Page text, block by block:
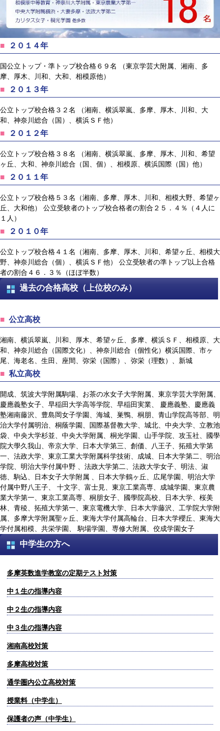
２０１４年
国公立トップ・準トップ校合格６９名 （東京学芸大附属、湘南、多
摩、厚木、川和、大和、相模原他）
２０１３年
公立トップ校合格３２名 （湘南、横浜翠嵐、多摩、厚木、川和、大
和、神奈川総合（国）、横浜ＳＦ他）
２０１２年
公立トップ校合格３８名 （湘南、横浜翠嵐、多摩、厚木、川和、希望
ヶ丘、大和、神奈川総合（国、個）、相模原、横浜国際（国）他）
２０１１年
公立トップ校合格５３名（湘南、多摩、厚木、川和、相模大野、希望ヶ
丘、大和他） 公立受験者のトップ校合格者の割合２５．４％（４人に
１人）
２０１０年
公立トップ校合格４１名（湘南、多摩、厚木、川和、希望ヶ丘、相模大
野、神奈川総合（個）、横浜ＳＦ他） 公立受験者の準トップ以上合格
者の割合４６．３％（ほぼ半数）
過去の合格高校（上位校のみ）
公立高校
湘南、横浜翠嵐、川和、厚木、希望ヶ丘、多摩、横浜ＳＦ、相模原、大
和、神奈川総合（国際文化）、神奈川総合（個性化）横浜国際、市ヶ
尾、海老名、生田、座間、弥栄（国際）、弥栄（理数）、新城
私立高校
開成、筑波大学附属駒場、お茶の水女子大学附属、東京学芸大学附属、
慶應義塾女子、早稲田大学高等学院、早稲田実業、 慶應義塾、慶應義
塾湘南藤沢、豊島岡女子学園、海城、巣鴨、桐朋、青山学院高等部、明
治大学付属明治、桐蔭学園、国際基督教大学、城北、中央大学、立教池
袋、中央大学杉並、中央大学附属、桐光学園、山手学院、攻玉社、國學
院大學久我山、帝京大学、日本大学第三、創価、八王子、拓殖大学第
一、法政大学、東京工業大学附属科学技術、成城、日本大学第二、明治
学院、明治大学付属中野 、法政大学第二、法政大学女子、明法、淑
徳、駒込、日本女子大学附属 、日本大学鶴ヶ丘、広尾学園、明治大学
付属中野八王子、 十文字、富士見、東京工業高専、成城学園、東京農
業大学第一、東京工業高専、桐朋女子、國學院高校、日本大学、桜美
林、青稜、拓殖大学第一、東京電機大学、日本大学藤沢、工学院大学附
属、多摩大学附属聖ヶ丘、東海大学付属高輪台、日本大学櫻丘、東海大
学付属相模、共栄学園、 駒場学園、専修大附属、佼成学園女子
中学生の方へ
多摩英数進学教室の定期テスト対策
中１生の指導内容
中２生の指導内容
中３生の指導内容
湘南高校対策
多摩高校対策
通学圏内公立高校対策
授業料（中学生）
保護者の声（中学生）